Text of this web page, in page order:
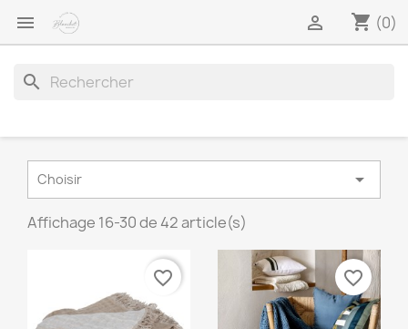
 shopping_cart (0)

search
Choisir 
Affichage 16-30 de 42 article(s)
favorite_border favorite_border